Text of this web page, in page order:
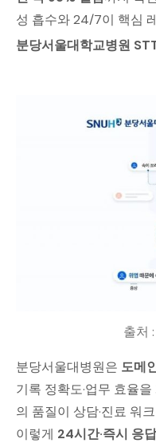
성 흡수와 24/7이 핵심
분당서울대학교병원
출처
분당서울대병원은 도메
기록 정확도·업무 효율
의 품질이 상담·진료 워
이렇게 24시간·즉시 응답